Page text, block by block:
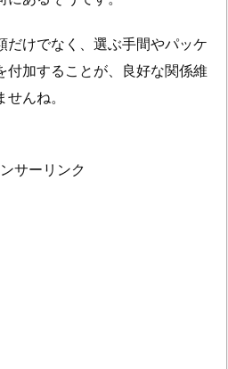
だけでなく、選ぶ手間やパッケ
付加することが、良好な関係維
んね。
サーリンク